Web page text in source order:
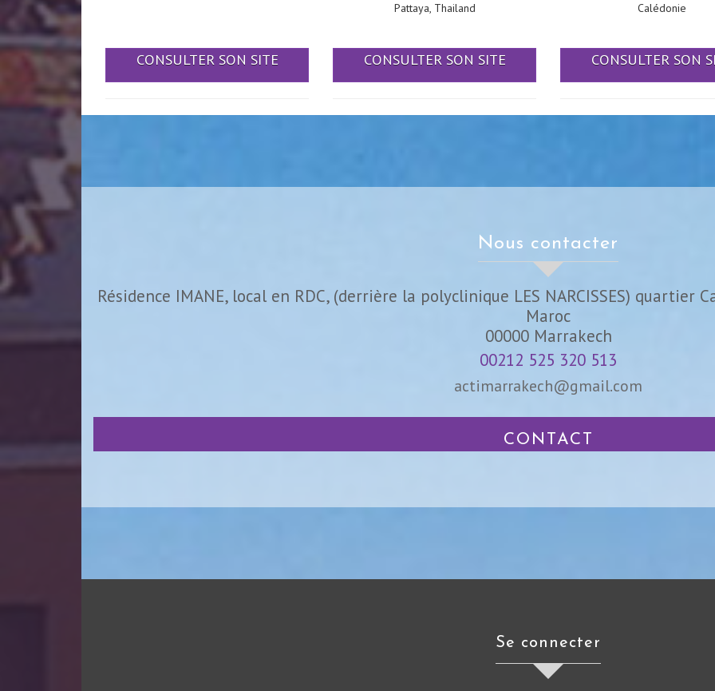
CONSULTER SON SITE
Pattaya, Thailand
CONSULTER SON SITE
Calédonie
CONSULTER SON
nous contacter
Résidence IMANE, local en RDC, (derrière la polyclinique LES NARCISSES) quartier
Maroc
00000 Marrakech
00212 525 320 513
actimarrakech@gmail.com
CONTACT
se connecter